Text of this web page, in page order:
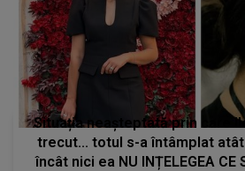
Situația neașteptată prin care
trecut... totul s-a întâmplat
încât nici ea NU INȚELEGEA CE